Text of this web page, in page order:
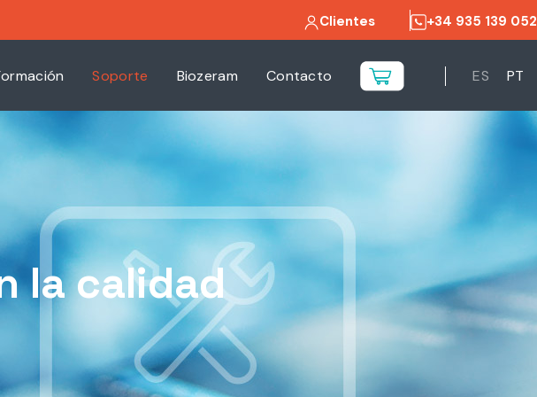
Clientes +34 935 139 052
Soporte Biozeram Contacto ES PT
la calidad